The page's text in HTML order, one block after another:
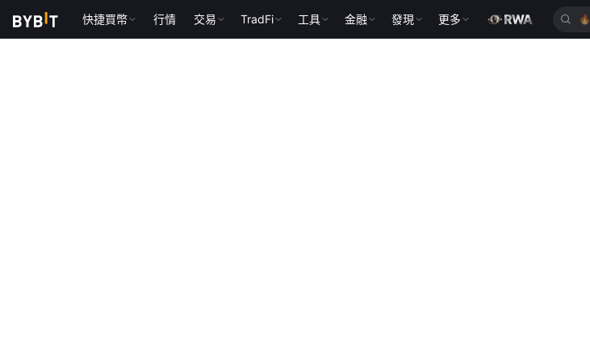
快捷買幣 行情 交易 TradFi 工具 金融 發現 更多
🔥